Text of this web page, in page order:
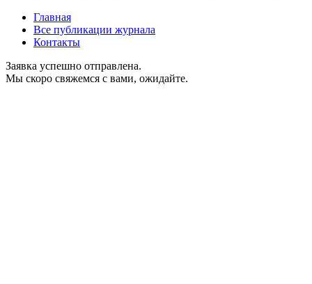
Главная
Все публикации журнала
Контакты
Заявка успешно отправлена.
Мы скоро свяжемся с вами, ожидайте.